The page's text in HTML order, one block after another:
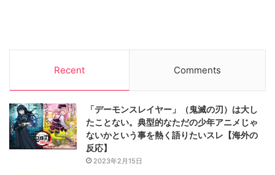
Recent Comments
「デーモンスレイヤー」（鬼滅の刃）は大し
たことない。典型的なただの少年アニメじゃ
ないかという事を熱く語りたいスレ【海外の
反応】
2023年2月15日